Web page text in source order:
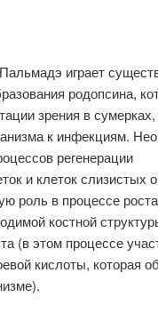
играет
родопсина,
зрения в
к инфекциям.
регенерации
и клеток слизистых
роль в процессе
костной
(в этом процессе
кислоты, которая